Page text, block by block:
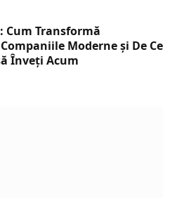
Cum Transformă
Moderne și De Ce
Înveți Acum